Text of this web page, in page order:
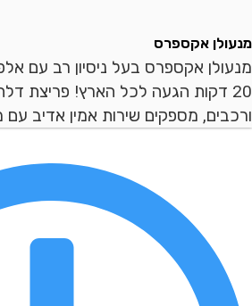
אקספרס
אקספרס בעל ניסיון רב עם אלפי
דקות הגעה לכל הארץ! פריצת דלתות
מספקים שירות אמין אדיב עם